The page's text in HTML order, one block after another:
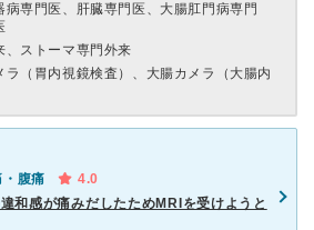
病専門医、肝臓専門医、大腸肛門病専門
、ストーマ専門外来
ラ（胃内視鏡検査）、大腸カメラ（大腸内
・腹痛
4.0
和感が痛みだしたためMRIを受けようと